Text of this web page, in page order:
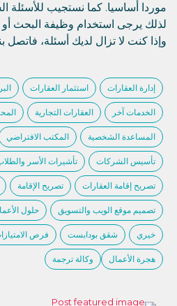
موردا أساسيا. كما نستجيب للأسئلة
لذلك يرجى استخدام وظيفة البحث
وإذا كنت لا تزال لديك أسئلة، فاتصل
إدارة العقارات استثمار العقارات
الخدمات آخر العقارات التجارية
المساعدة الشخصية المكتب الافتراضي
تأسيس الشركات تأشيرات الأسر
تصريح إقامة العقارات تصريح الإقامة
تصميم موقع الويب والتسويق حلول
خيري شقق بودابست فرص
هجرة الأعمال وكالة ترجمة